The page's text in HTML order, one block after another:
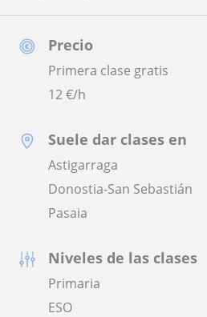
Precio
Primera clase gratis
12€/h
Suele dar clases en
Astigarraga
Donostia-San Sebastián
Pasaia
Niveles de las clases
Primaria
ESO